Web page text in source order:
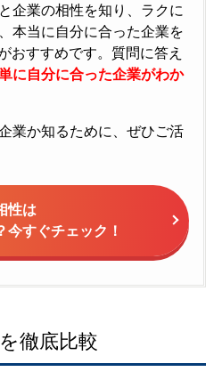
企業の相性を知り、ラクに
本当に自分に合った企業を
おすすめです。質問に答え
に自分に合った企業がわか
業か知るために、ぜひご活
性は
今すぐチェック！
徹底比較